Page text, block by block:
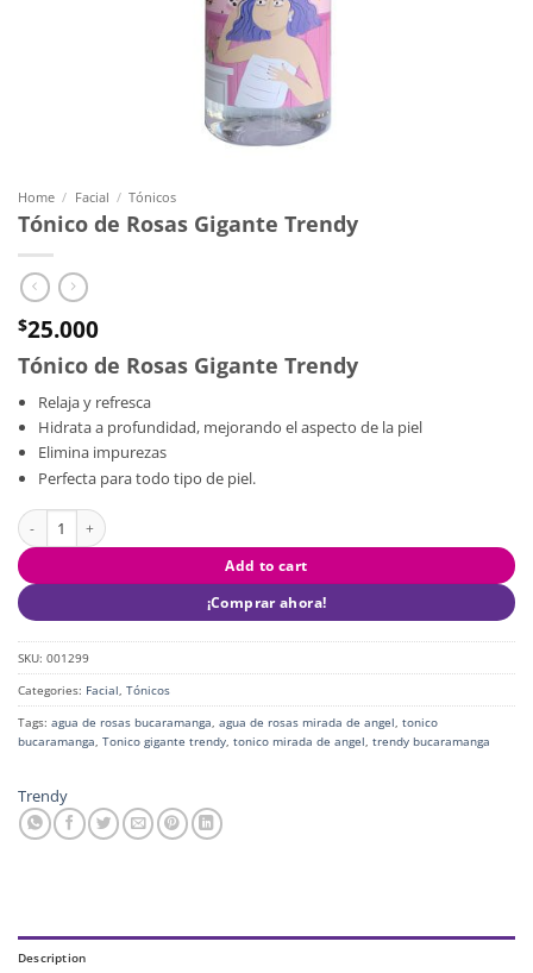
Home / Facial / Tónicos
Tónico de Rosas Gigante Trendy
$25.000
Tónico de Rosas Gigante Trendy
Relaja y refresca
Hidrata a profundidad, mejorando el aspecto de la piel
Elimina impurezas
Perfecta para todo tipo de piel.
Tónico de Rosas Gigante Trendy quantity
Add to cart
¡Comprar ahora!
SKU: 001299
Categories: Facial, Tónicos
Tags: agua de rosas bucaramanga, agua de rosas mirada de angel, tonico
bucaramanga, Tonico gigante trendy, tonico mirada de angel, trendy bucaramanga
Trendy
Description